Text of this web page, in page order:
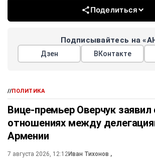
Поделиться
Подписывайтесь на
Дзен ВКонтакте
//ПОЛИТИКА
Вице-премьер Оверчук
отношениях между
Армении
7 августа 2026, 12:12Иван Тихонов ,